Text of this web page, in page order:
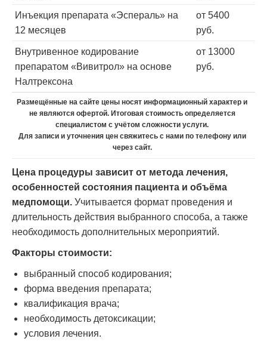
Инъекция препарата «Эспераль» на
12 месяцев
от 5400
руб.
Внутривенное кодирование
препаратом «Вивитрол» на основе
Налтрексона
от 13000
руб.
Размещённые на сайте цены носят информационный характер и
не являются офертой. Итоговая стоимость определяется
специалистом с учётом сложности услуги.
Для записи и уточнения цен свяжитесь с нами по телефону или
через сайт.
Цена процедуры зависит от метода лечения,
особенностей состояния пациента и объёма
медпомощи. Учитывается формат проведения и
длительность действия выбранного способа, а также
необходимость дополнительных мероприятий.
Факторы стоимости:
выбранный способ кодирования;
форма введения препарата;
квалификация врача;
необходимость детоксикации;
условия лечения.